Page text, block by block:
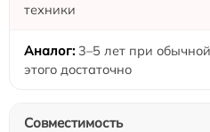
техники
3–5 лет при
этого достаточно
Совместимость